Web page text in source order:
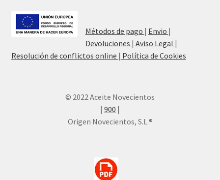
Métodos de pago | Envio |
Devoluciones | Aviso Legal |
Resolución de conflictos online | Política de Cookies
© 2022 Aceite Novecientos
| 900 |
Origen Novecientos, S.L.®